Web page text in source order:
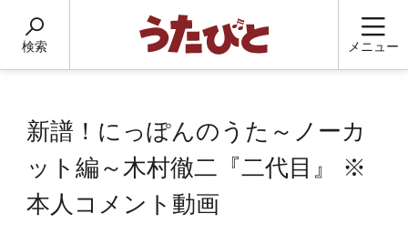
検索 メニュー
新譜！にっぽんのうた～ノーカ
ット編～木村徹二『二代目』 ※
本人コメント動画